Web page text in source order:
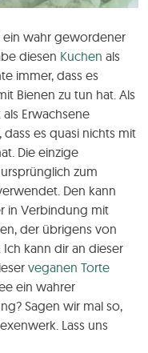
ein wahr gewordener
diesen Kuchen als
immer, dass es
Bienen zu tun hat. Als
Erwachsene
es quasi nichts mit
Die einzige
zum
Den kann
in Verbindung mit
der übrigens von
kann dir an dieser
veganen Torte
ein wahrer
Sagen wir mal so,
Lass uns